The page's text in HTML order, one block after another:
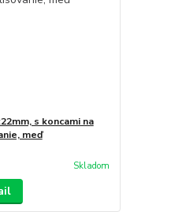
s koncami na
meď
Skladom